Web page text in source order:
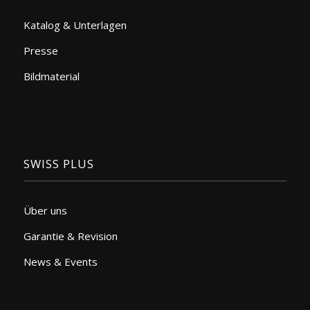
Katalog & Unterlagen
Presse
Bildmaterial
SWISS PLUS
Über uns
Garantie & Revision
News & Events